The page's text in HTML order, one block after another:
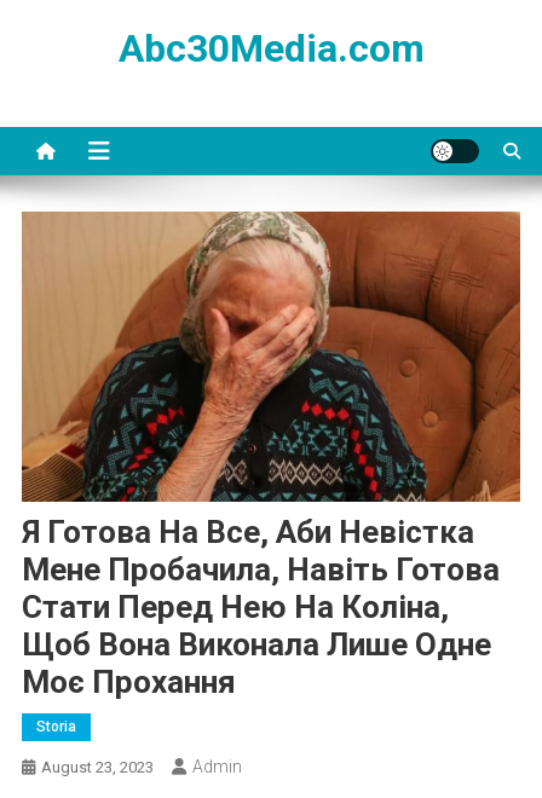
Abc30Media.com
Я Готова На Все, Аби Невістка
Мене Пробачила, Навіть Готова
Стати Перед Нею На Коліна,
Щоб Вона Виконала Лише Одне
Моє Прохання
Storia
August 23, 2023 Admin